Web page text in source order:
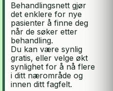
Behandlingsnett gjør
det enklere for nye
pasienter å finne deg
når de søker etter
behandling.
Du kan være synlig
gratis, eller velge økt
synlighet for å nå flere
i ditt nærområde og
innen ditt fagfelt.